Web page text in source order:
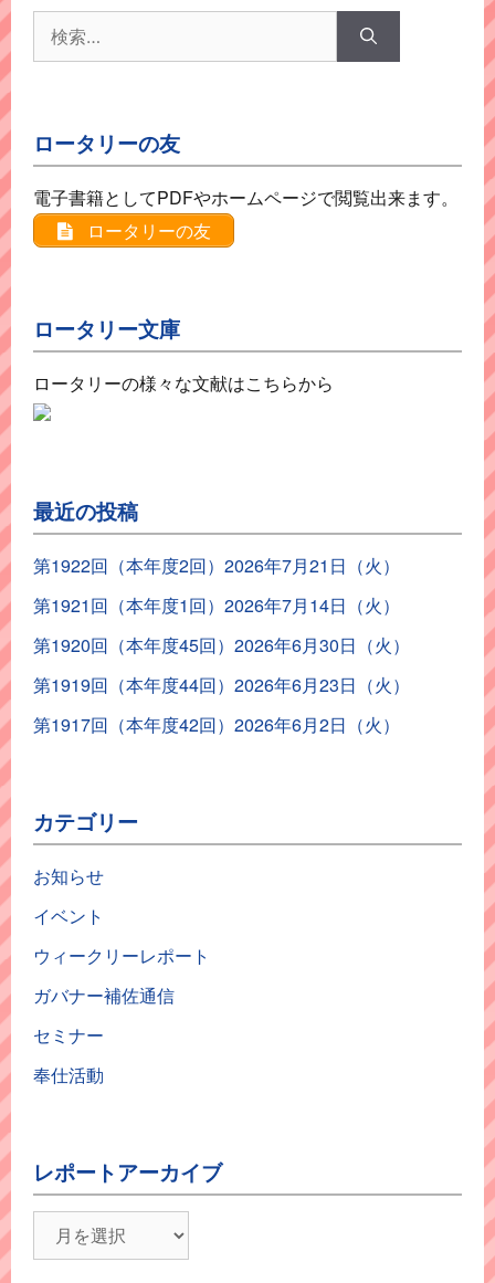
索:
ロータリーの友
電子書籍としてPDFやホームページで閲覧出来ます。
ロータリーの友
ロータリー文庫
ロータリーの様々な文献はこちらから
最近の投稿
第1922回（本年度2回）2026年7月21日（火）
第1921回（本年度1回）2026年7月14日（火）
第1920回（本年度45回）2026年6月30日（火）
第1919回（本年度44回）2026年6月23日（火）
第1917回（本年度42回）2026年6月2日（火）
カテゴリー
お知らせ
イベント
ウィークリーレポート
ガバナー補佐通信
セミナー
奉仕活動
レポートアーカイブ
ポ